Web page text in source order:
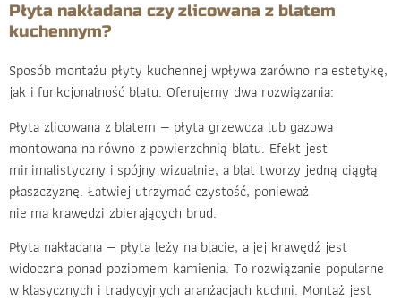
Płyta nakładana czy zlicowana z blatem
kuchennym?
Sposób montażu płyty kuchennej wpływa zarówno na estetykę,
jak i funkcjonalność blatu. Oferujemy dwa rozwiązania:
Płyta zlicowana z blatem — płyta grzewcza lub gazowa
montowana na równo z powierzchnią blatu. Efekt jest
minimalistyczny i spójny wizualnie, a blat tworzy jedną ciągłą
płaszczyznę. Łatwiej utrzymać czystość, ponieważ
nie ma krawędzi zbierających brud.
Płyta nakładana — płyta leży na blacie, a jej krawędź jest
widoczna ponad poziomem kamienia. To rozwiązanie popularne
w klasycznych i tradycyjnych aranżacjach kuchni. Montaż jest